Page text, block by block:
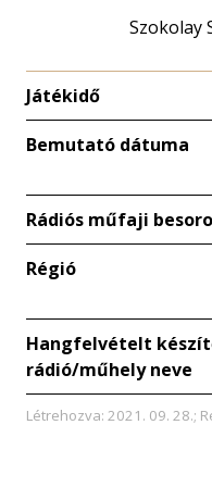
Szokolay
Játékidő
Bemutató dátuma
Rádiós műfaji
Régió
Hangfelvételt
rádió/műhely neve
Létrehozva: 2021. 09. 28.;